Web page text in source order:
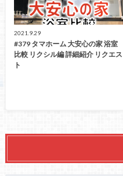
2021.9.29
#379 タマホーム 大安心の家 浴室
比較 リクシル編 詳細紹介 リクエス
ト